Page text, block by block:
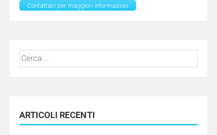
Contattaci per maggiori informazioni
Ricerca
per:
ARTICOLI RECENTI